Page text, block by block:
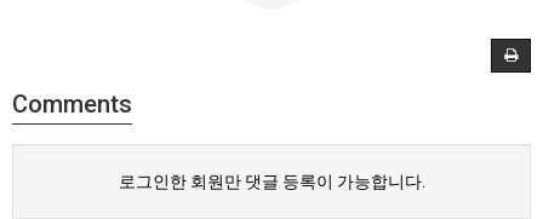
Comments
로그인한 회원만 댓글 등록이 가능합니다.